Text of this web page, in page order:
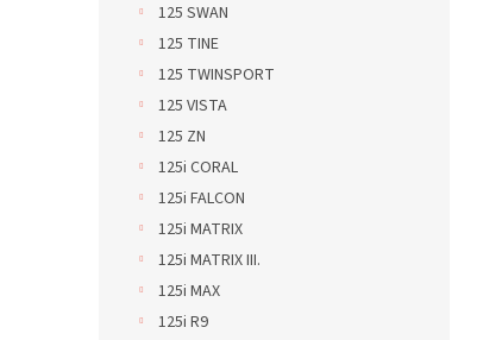
125 SWAN
125 TINE
125 TWINSPORT
125 VISTA
125 ZN
125i CORAL
125i FALCON
125i MATRIX
125i MATRIX III.
125i MAX
125i R9